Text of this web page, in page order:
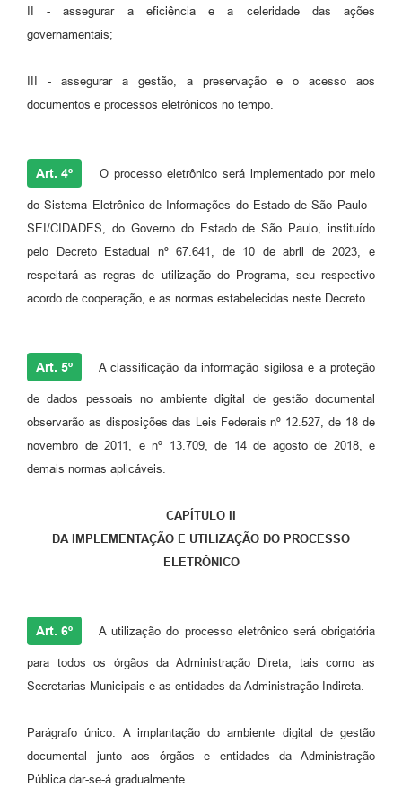
II - assegurar a eficiência e a celeridade das ações
governamentais;
III - assegurar a gestão, a preservação e o acesso aos
documentos e processos eletrônicos no tempo.
Art. 4º O processo eletrônico será implementado por meio
do Sistema Eletrônico de Informações do Estado de São Paulo -
SEI/CIDADES, do Governo do Estado de São Paulo, instituído
pelo Decreto Estadual nº 67.641, de 10 de abril de 2023, e
respeitará as regras de utilização do Programa, seu respectivo
acordo de cooperação, e as normas estabelecidas neste Decreto.
Art. 5º A classificação da informação sigilosa e a proteção
de dados pessoais no ambiente digital de gestão documental
observarão as disposições das Leis Federais nº 12.527, de 18 de
novembro de 2011, e nº 13.709, de 14 de agosto de 2018, e
demais normas aplicáveis.
CAPÍTULO II
DA IMPLEMENTAÇÃO E UTILIZAÇÃO DO PROCESSO
ELETRÔNICO
Art. 6º A utilização do processo eletrônico será obrigatória
para todos os órgãos da Administração Direta, tais como as
Secretarias Municipais e as entidades da Administração Indireta.
Parágrafo único. A implantação do ambiente digital de gestão
documental junto aos órgãos e entidades da Administração
Pública dar-se-á gradualmente.